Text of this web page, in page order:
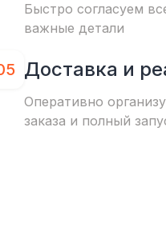
Быстро согласуем
важные детали
Доставка и
Оперативно
заказа и полный